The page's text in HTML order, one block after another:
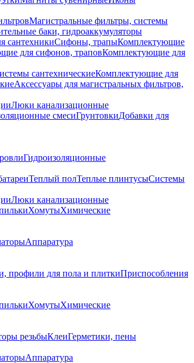
Магистральные фильтры, системы
баки, гидроаккумуляторы
сантехникиСифоны, трапыКомплектующие
для сифонов, траповКомплектующие для
сантехническиеКомплектующие для
Аксессуары для магистральных фильтров,
Люки канализационные
смесиГрунтовкиДобавки для
Гидроизоляционные
Теплый полТеплые плинтусыСистемы
Люки канализационные
ХомутыХимические
Аппаратура
профили для пола и плиткиПриспособления
ХомутыХимические
резьбыКлеиГерметики, пены
Аппаратура